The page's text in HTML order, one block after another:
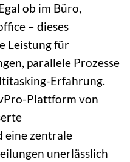
ob im Büro,
– dieses
Leistung für
parallele Prozesse
Erfahrung.
Plattform von
eine zentrale
unerlässlich